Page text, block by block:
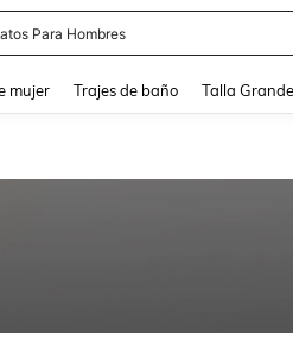
Para Hombres
mujer Trajes de baño Talla Grande